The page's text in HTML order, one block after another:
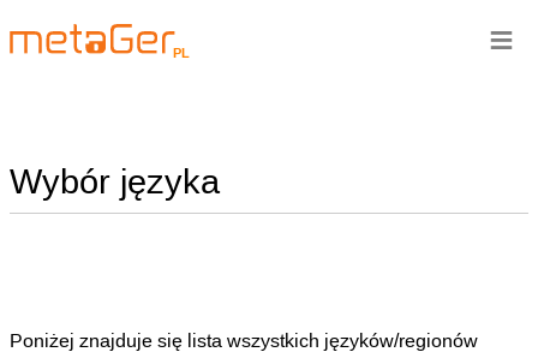
PL
Wybór języka
Poniżej znajduje się lista wszystkich języków/regionów
≡